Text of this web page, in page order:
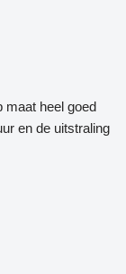
maat heel goed
en de uitstraling